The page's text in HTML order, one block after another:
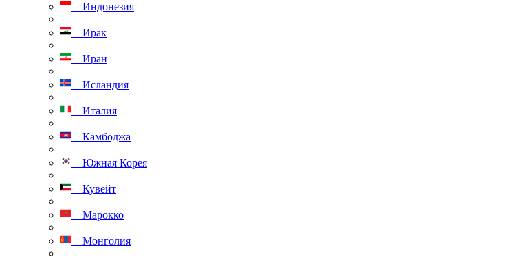
Индонезия
Ирак
Иран
Исландия
Италия
Камбоджа
Южная Корея
Кувейт
Марокко
Монголия